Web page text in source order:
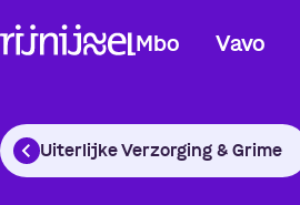
Mbo Vavo
Uiterlijke Verzorging & Grime